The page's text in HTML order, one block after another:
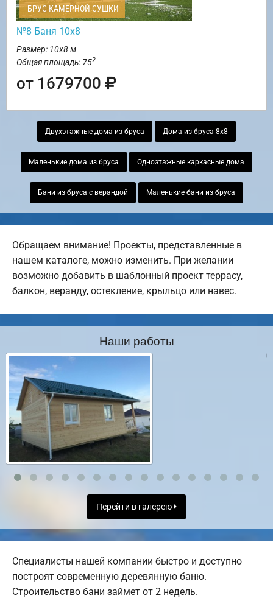
БРУС КАМЕРНОЙ СУШКИ
№8 Баня 10х8
Размер: 10х8 м
Общая площадь: 752
от 1679700
Двухэтажные дома из бруса Дома из бруса 8х8
Маленькие дома из бруса Одноэтажные каркасные дома
Бани из бруса с верандой Маленькие бани из бруса
Обращаем внимание! Проекты, представленные в
нашем каталоге, можно изменить. При желании
возможно добавить в шаблонный проект террасу,
балкон, веранду, остекление, крыльцо или навес.
Наши работы
Перейти в галерею
Специалисты нашей компании быстро и доступно
построят современную деревянную баню.
Строительство бани займет от 2 недель.